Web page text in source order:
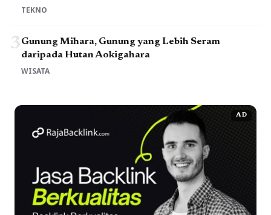
TEKNO
3Gunung Mihara, Gunung yang Lebih Seram
daripada Hutan Aokigahara
WISATA
AD